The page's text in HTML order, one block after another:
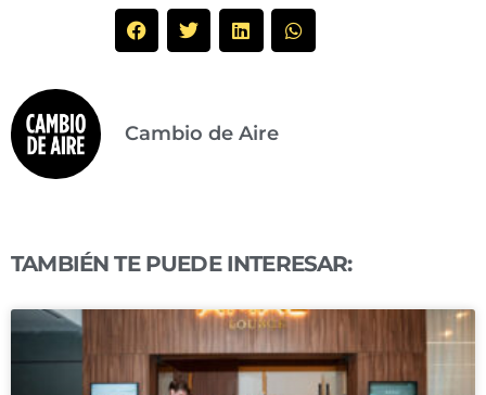
Cambio de Aire
TAMBIÉN TE PUEDE INTERESAR: